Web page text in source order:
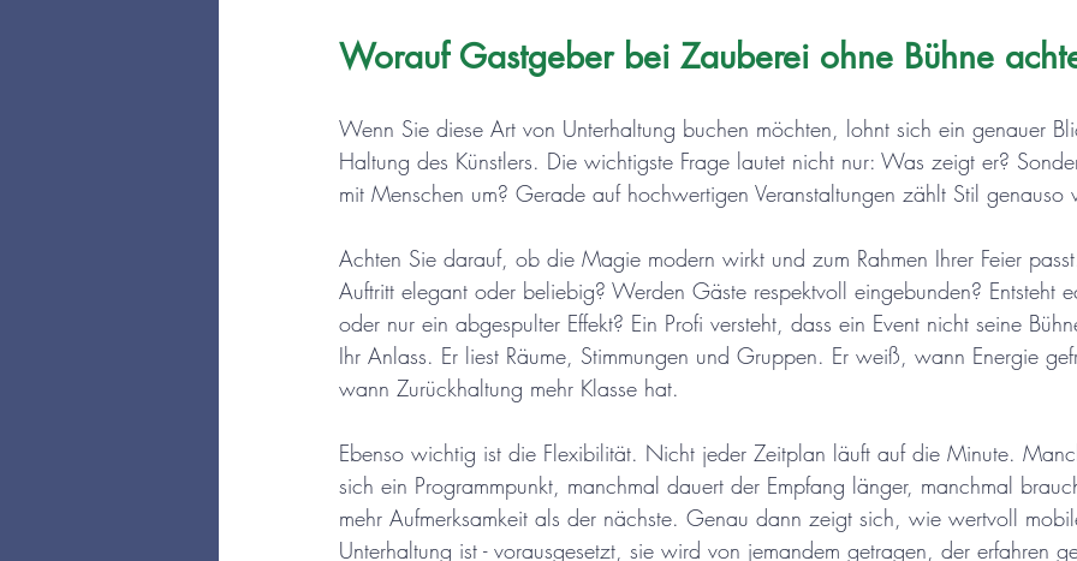
Worauf Gastgeber bei Zauberei ohne Bühne
Wenn Sie diese Art von Unterhaltung buchen möchten, lohnt sich ein genauer
Haltung des Künstlers. Die wichtigste Frage lautet nicht nur: Was zeigt er?
mit Menschen um? Gerade auf hochwertigen Veranstaltungen zählt Stil genauso
Achten Sie darauf, ob die Magie modern wirkt und zum Rahmen Ihrer Feier
Auftritt elegant oder beliebig? Werden Gäste respektvoll eingebunden? Entsteht
oder nur ein abgespulter Effekt? Ein Profi versteht, dass ein Event nicht seine
Ihr Anlass. Er liest Räume, Stimmungen und Gruppen. Er weiß, wann Energie
wann Zurückhaltung mehr Klasse hat.
Ebenso wichtig ist die Flexibilität. Nicht jeder Zeitplan läuft auf die Minute.
sich ein Programmpunkt, manchmal dauert der Empfang länger, manchmal
mehr Aufmerksamkeit als der nächste. Genau dann zeigt sich, wie wertvoll
Unterhaltung ist - vorausgesetzt, sie wird von jemandem getragen, der erfahren